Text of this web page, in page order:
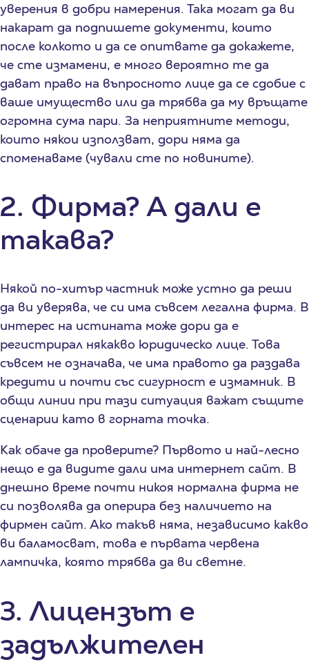
уверения в добри намерения. Така могат да ви
накарат да подпишете документи, които
после колкото и да се опитвате да докажете,
че сте измамени, е много вероятно те да
дават право на въпросното лице да се сдобие с
ваше имущество или да трябва да му връщате
огромна сума пари. За неприятните методи,
които някои използват, дори няма да
споменаваме (чували сте по новините).
2. Фирма? А дали е
такава?
Някой по-хитър частник може устно да реши
да ви уверява, че си има съвсем легална фирма. В
интерес на истината може дори да е
регистрирал някакво юридическо лице. Това
съвсем не означава, че има правото да раздава
кредити и почти със сигурност е измамник. В
общи линии при тази ситуация важат същите
сценарии като в горната точка.
Как обаче да проверите? Първото и най-лесно
нещо е да видите дали има интернет сайт. В
днешно време почти никоя нормална фирма не
си позволява да оперира без наличието на
фирмен сайт. Ако такъв няма, независимо какво
ви баламосват, това е първата червена
лампичка, която трябва да ви светне.
3. Лицензът е
задължителен